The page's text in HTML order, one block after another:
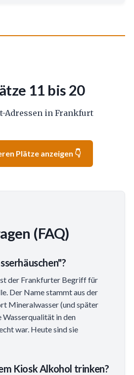
11 bis 20
Adressen in Frankfurt
Plätze anzeigen 👇
(FAQ)
der Frankfurter Begriff für
Der Name stammt aus der
Mineralwasser (und später
Wasserqualität in den
war. Heute sind sie
Kiosk Alkohol trinken?